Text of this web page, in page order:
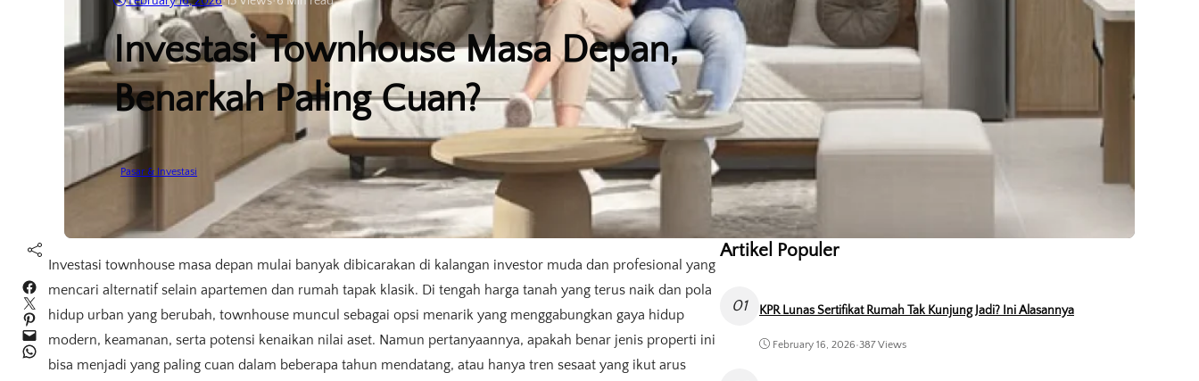
Investasi Townhouse Masa Depan,
Benarkah Paling Cuan?
Pasar & Investasi
Facebook
Twitter
Pinterest
Mail
WhatsApp
Investasi townhouse masa depan mulai banyak dibicarakan di kalangan investor muda dan profesional yang
mencari alternatif selain apartemen dan rumah tapak klasik. Di tengah harga tanah yang terus naik dan pola
hidup urban yang berubah, townhouse muncul sebagai opsi menarik yang menggabungkan gaya hidup
modern, keamanan, serta potensi kenaikan nilai aset. Namun pertanyaannya, apakah benar jenis properti ini
bisa menjadi yang paling cuan dalam beberapa tahun mendatang, atau hanya tren sesaat yang ikut arus
Artikel Populer
01 KPR Lunas Sertifikat Rumah Tak Kunjung Jadi? Ini Alasannya
February 16, 2026•387 Views